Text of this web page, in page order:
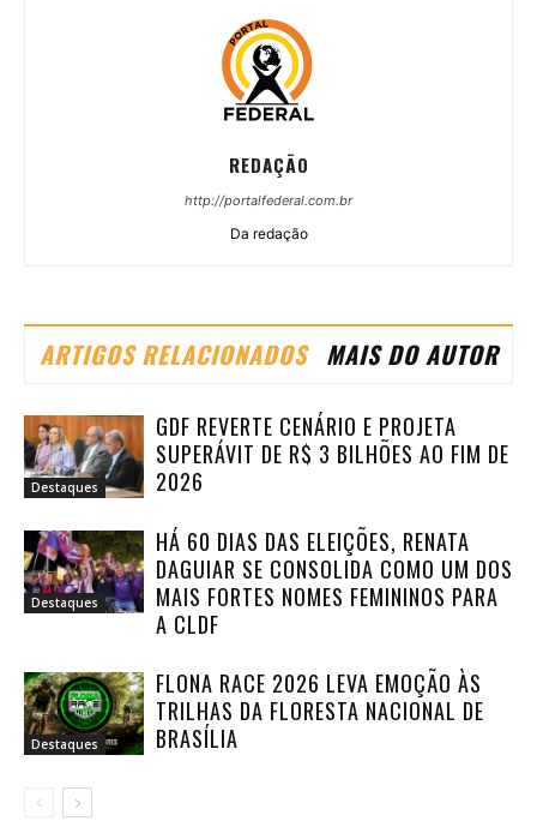
REDAÇÃO
http://portalfederal.com.br
Da redação
ARTIGOS RELACIONADOS MAIS DO AUTOR
Destaques
GDF REVERTE CENÁRIO E PROJETA
SUPERÁVIT DE R$ 3 BILHÕES AO FIM DE
2026
Destaques
HÁ 60 DIAS DAS ELEIÇÕES, RENATA
DAGUIAR SE CONSOLIDA COMO UM DOS
MAIS FORTES NOMES FEMININOS PARA
A CLDF
Destaques
FLONA RACE 2026 LEVA EMOÇÃO ÀS
TRILHAS DA FLORESTA NACIONAL DE
BRASÍLIA